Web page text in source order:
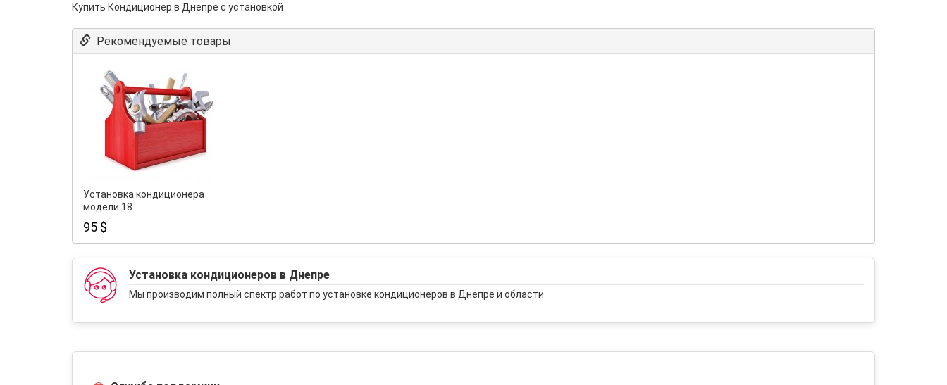
Купить Кондиционер в Днепре с установкой
Рекомендуемые товары
Установка кондиционера
модели 18
95 $
Установка кондиционеров в Днепре
Мы производим полный спектр работ по установке кондиционеров в Днепре и области